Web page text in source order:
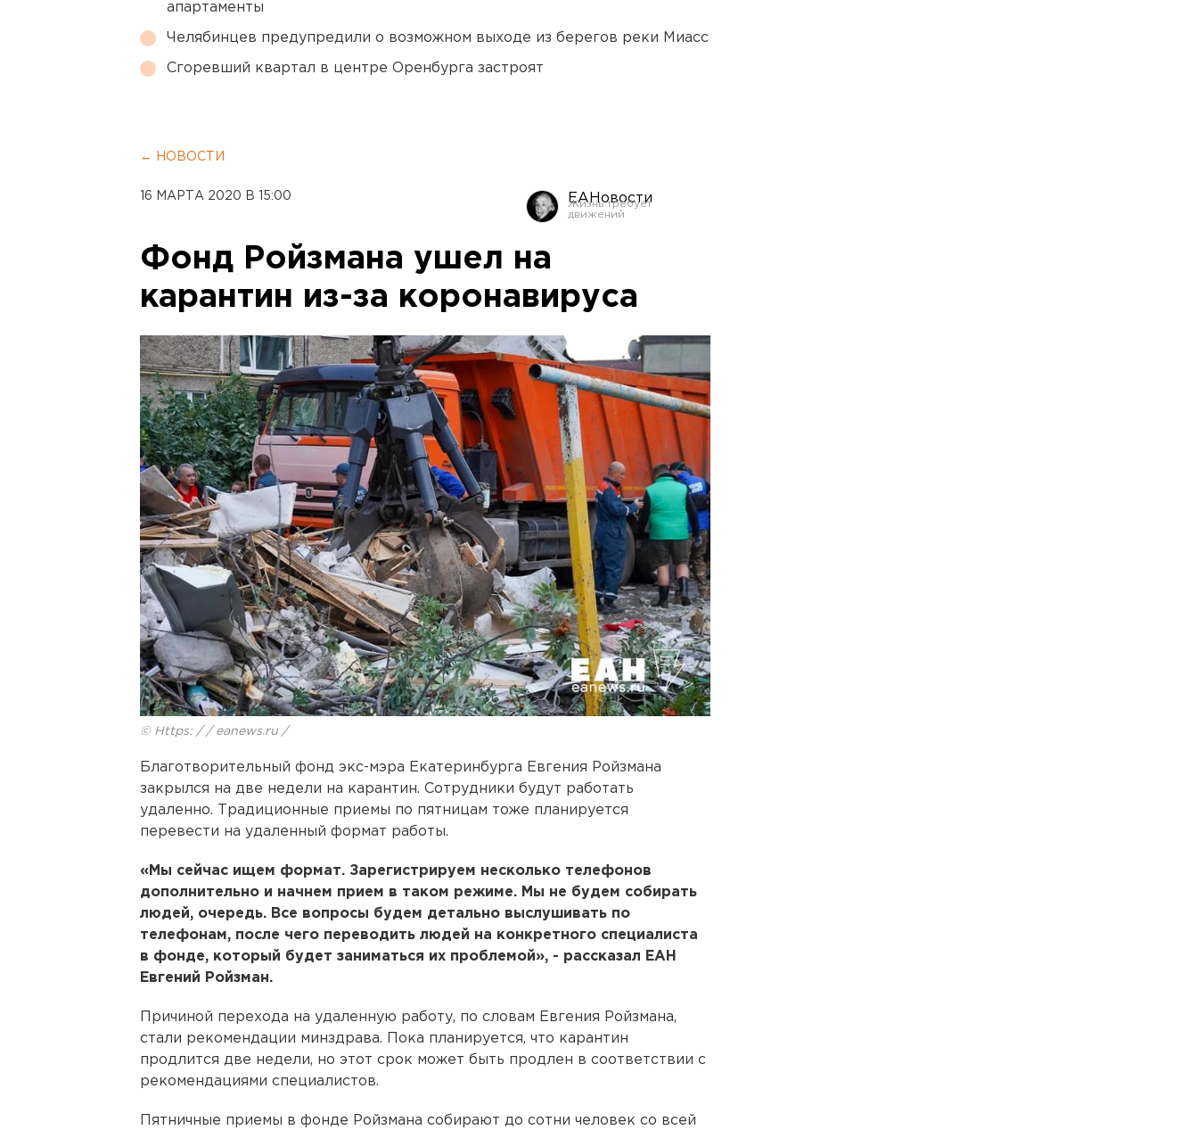
апартаменты
Челябинцев предупредили о возможном выходе из берегов реки Миасс
Сгоревший квартал в центре Оренбурга застроят
← НОВОСТИ
16 МАРТА 2020 В 15:00 ЕАНовости
Фонд Ройзмана ушел на
карантин из-за коронавируса
© Https: / / eanews.ru /
Благотворительный фонд экс-мэра Екатеринбурга Евгения Ройзмана
закрылся на две недели на карантин. Сотрудники будут работать
удаленно. Традиционные приемы по пятницам тоже планируется
перевести на удаленный формат работы.
«Мы сейчас ищем формат. Зарегистрируем несколько телефонов
дополнительно и начнем прием в таком режиме. Мы не будем собирать
людей, очередь. Все вопросы будем детально выслушивать по
телефонам, после чего переводить людей на конкретного специалиста
в фонде, который будет заниматься их проблемой», - рассказал ЕАН
Евгений Ройзман.
Причиной перехода на удаленную работу, по словам Евгения Ройзмана,
стали рекомендации минздрава. Пока планируется, что карантин
продлится две недели, но этот срок может быть продлен в соответствии с
рекомендациями специалистов.
Пятничные приемы в фонде Ройзмана собирают до сотни человек со всей